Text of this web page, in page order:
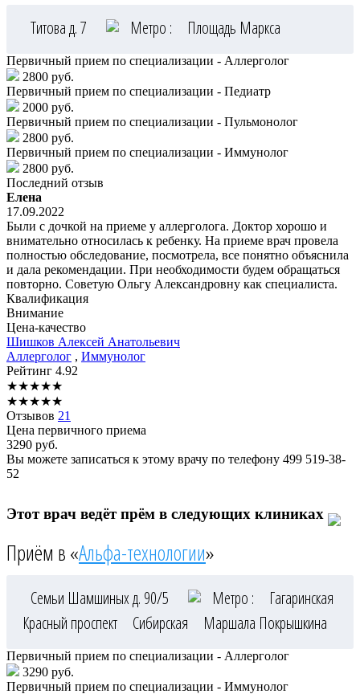
Титова д. 7 Метро : Площадь Маркса
Первичный прием по специализации - Аллерголог
2800 руб.
Первичный прием по специализации - Педиатр
2000 руб.
Первичный прием по специализации - Пульмонолог
2800 руб.
Первичный прием по специализации - Иммунолог
2800 руб.
Последний отзыв
Елена
17.09.2022
Были с дочкой на приеме у аллерголога. Доктор хорошо и
внимательно относилась к ребенку. На приеме врач провела
полностью обследование, посмотрела, все понятно объяснила
и дала рекомендации. При необходимости будем обращаться
повторно. Советую Ольгу Александровну как специалиста.
Квалификация
Внимание
Цена-качество
Шишков Алексей Анатольевич
Аллерголог , Иммунолог
Рейтинг 4.92
★★★★★
★★★★★
Отзывов 21
Цена первичного приема
3290 руб.
Вы можете записаться к этому врачу по телефону 499 519-38-
52
Этот врач ведёт прём в следующих клиниках
Приём в «Альфа-технологии»
Семьи Шамшиных д. 90/5 Метро :
Гагаринская
Красный проспект
Сибирская Маршала Покрышкина
Первичный прием по специализации - Аллерголог
3290 руб.
Первичный прием по специализации - Иммунолог